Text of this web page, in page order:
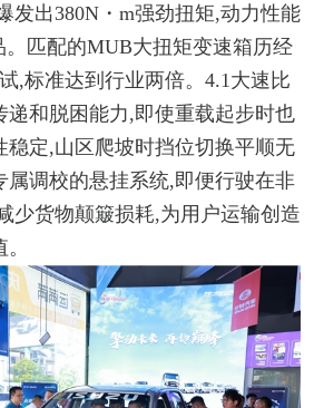
发出380N・m强劲扭矩,动力性能
匹配的MUB大扭矩变速箱历经
,标准达到行业两倍。4.1大速比
递和脱困能力,即使重载起步时也
稳定,山区爬坡时挡位切换平顺无
属调校的悬挂系统,即便行驶在非
少货物颠簸损耗,为用户运输创造